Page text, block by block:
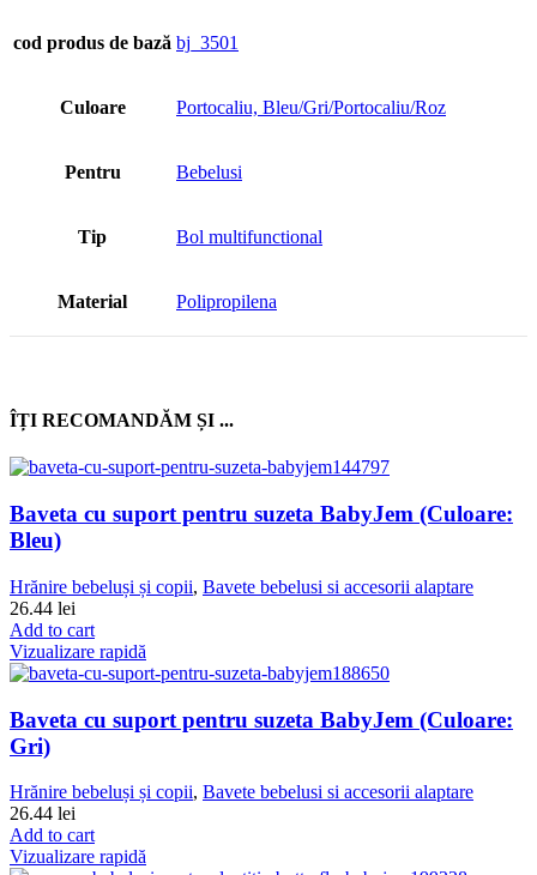
cod produs de bază bj_3501
Culoare Portocaliu, Bleu/Gri/Portocaliu/Roz
Pentru Bebelusi
Tip Bol multifunctional
Material Polipropilena
ÎȚI RECOMANDĂM ȘI ...
Baveta cu suport pentru suzeta BabyJem (Culoare:
Bleu)
Hrănire bebeluși și copii, Bavete bebelusi si accesorii alaptare
26.44 lei
Add to cart
Vizualizare rapidă
Baveta cu suport pentru suzeta BabyJem (Culoare:
Gri)
Hrănire bebeluși și copii, Bavete bebelusi si accesorii alaptare
26.44 lei
Add to cart
Vizualizare rapidă